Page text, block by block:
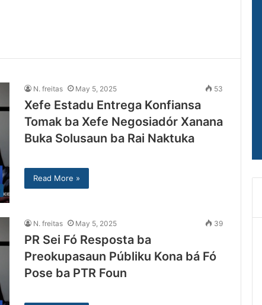
N. freitas May 5, 2025 53
Xefe Estadu Entrega Konfiansa
Tomak ba Xefe Negosiadór Xanana
Buka Solusaun ba Rai Naktuka
Read More »
N. freitas May 5, 2025 39
PR Sei Fó Resposta ba
Preokupasaun Públiku Kona bá Fó
Pose ba PTR Foun